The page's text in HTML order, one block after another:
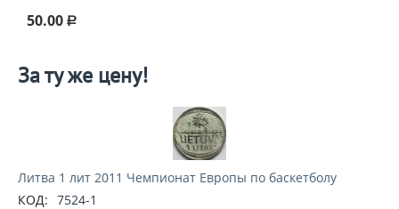
50.00 Р
За ту же цену!
Литва 1 лит 2011 Чемпионат Европы по баскетболу
КОД: 7524-1